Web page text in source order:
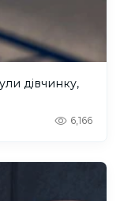
дівчинку,
6,166